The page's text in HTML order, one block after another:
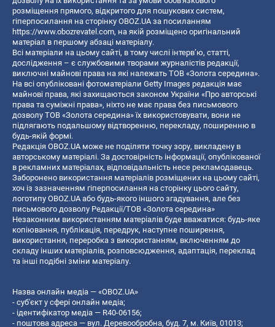
розміщення прямого, відкритого для пошукових систем,
гіперпосилання на сторінку OBOZ.UA за посиланням
https://www.obozrevatel.com, на якій розміщено оригінальний
матеріал в першому абзаці матеріалу.
Всі матеріали на цьому сайті, в тому числі інтерв’ю, статті,
дослідження – є службовими творами журналістів редакції,
виключні майнові права на які належать ТОВ «Золота середина».
На всі опубліковані фотоматеріали Getty Images редакція має
майнові права, які захищаються законом України «Про авторські
права та суміжні права», ніхто не має права без письмового
дозволу ТОВ «Золота середина» їх використовувати, вони не
підлягають подальшому відтворенню, перекладу, поширенню в
будь-якій формі.
Редакція OBOZ.UA може не поділяти точку зору, викладену в
авторському матеріалі. За достовірність інформації, опублікованої
в рекламних матеріалах, відповідальність несе рекламодавець.
Заборонено використання матеріалів розміщених на цьому сайті,
хоч із зазначенням гіперпосилання на сторінку цього сайту,
логотипу OBOZ.UA або будь-якого іншого згадування, але без
письмового дозволу Редакції/ТОВ «Золота середина»
Незаконним використанням матеріалів буде вважатися: будь-яке
копiювання, публiкацiя, передрук, наступне поширення,
використання, переробка з використанням, включенням до
складу інших матеріалів, розповсюдження, адаптація, переклад
та інші подібні зміни матеріалу.
Назва онлайн медіа — «OBOZ.UA»
- суб'єкт у сфері онлайн медіа;
- ідентифікатор медіа — R40-06156;
- поштова адреса — вул. Деревообробна, буд. 7, м. Київ, 01013;